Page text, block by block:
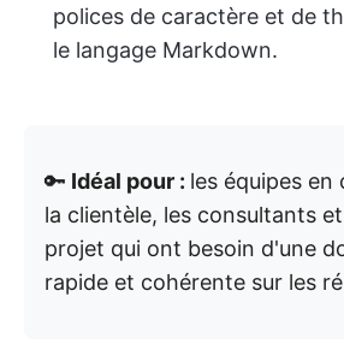
polices de caractère et de
le langage Markdown.
🔑 Idéal pour : les équipes
la clientèle, les consultants
projet qui ont besoin d'une
rapide et cohérente sur les